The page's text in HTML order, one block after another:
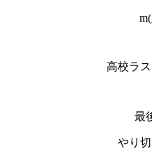
高校ラ
最
やり